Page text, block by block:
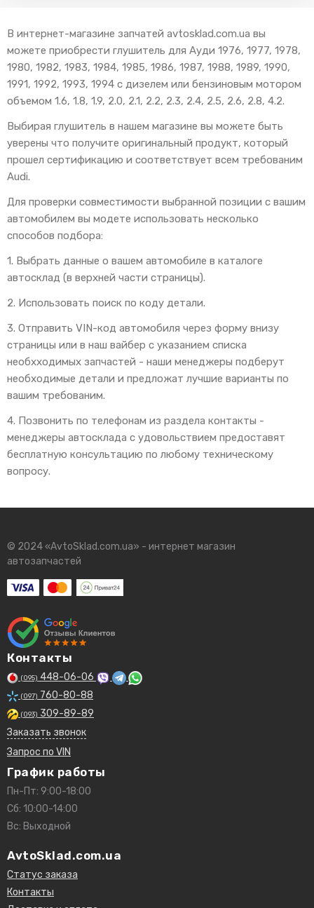
В интернет-магазине запчатей avtosklad.com.ua вы
можете приобрести глушитель для Ауди 1976, 1977, 1978,
1980, 1982, 1983, 1984, 1985, 1986, 1987, 1988, 1989, 1990,
1991, 1992, 1993, 1994 с дизелем или бензиновым мотором
объемом 1.6, 1.8, 1.9, 2.0, 2.1, 2.2, 2.3, 2.4, 2.5, 2.6, 2.8, 4.2.
Выбирая глушитель в нашем магазине вы можете быть
уверены что получите оригинальный продукт, который
прошел сертификацию и соответствует всем требованим
Audi.
Для проверки совместимости выбранной позиции с вашим
автомобилем вы модете использовать несколько
способов подбора:
1. Выбрать данные о вашем автомобиле в каталоге
автосклад (в верхней части страницы).
2. Использовать поиск по коду детали.
3. Отправить VIN-код автомобиля через форму внизу
страницы или в наш вайбер с указанием списка
необхходимых запчастей - наши менеджеры подберут
необходимые детали и предложат лучшие варианты по
вашим требованим.
4. Позвонить по телефонам из раздела контакты -
менеджеры автосклада с удовольствием предоставят
бесплатную консультацию по любому техническому
вопросу.
© 2024 «AvtoSklad.com.ua» - интернет магазин
автозапчастей
Контакты
(095) 448-06-06
(097) 760-80-88
(093) 309-89-89
Заказать звонок
Запрос по VIN
График работы
Пн-Пт: 9:00-18:00
Сб: 10:00-14:00
Вс: Выходной
AvtoSklad.com.ua
Статус заказа
Контакты